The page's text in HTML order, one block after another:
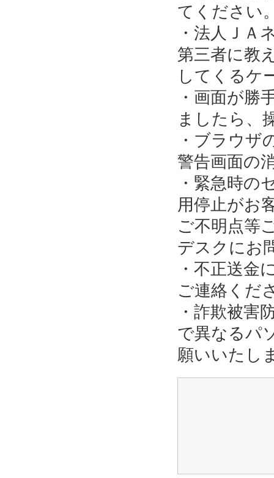
てください
・法人ＪＡ
第三者に教
してくるケ
・画面が勝
ましたら、
・ブラウザ
警告画面の
・緊急時の
用停止がお
ご不明点等
デスクにお
・不正送金
ご連絡くだ
・詐欺被害
で異なるパ
願いいたし